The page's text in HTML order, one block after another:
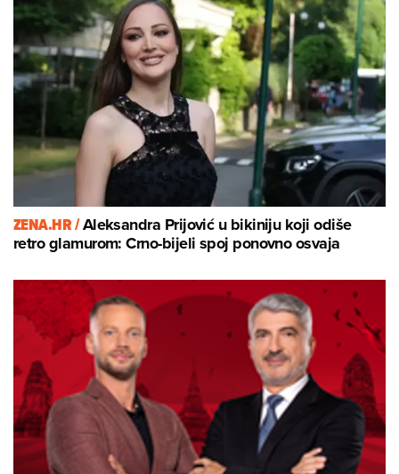
ZENA.HR /Aleksandra Prijović u bikiniju koji odiše
retro glamurom: Crno-bijeli spoj ponovno osvaja